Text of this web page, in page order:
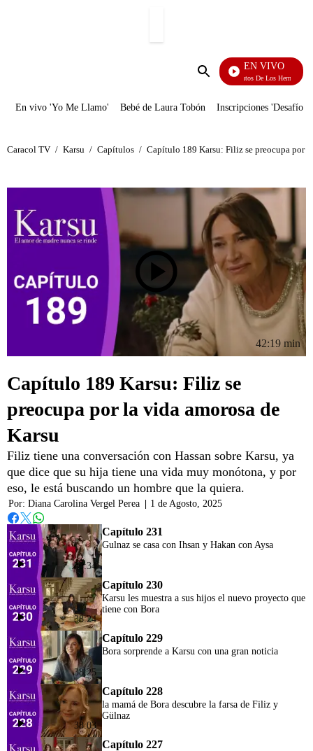
Enviar
EN VIVO
Cuentos De Los Hermanos
En vivo 'Yo Me Llamo' Bebé de Laura Tobón Inscripciones 'Desafío'
Caracol TV / Karsu / Capítulos / Capítulo 189 Karsu: Filiz se preocupa por
42:19 min
Capítulo 189 Karsu: Filiz se
preocupa por la vida amorosa de
Karsu
Filiz tiene una conversación con Hassan sobre Karsu, ya
que dice que su hija tiene una vida muy monótona, y por
eso, le está buscando un hombre que la quiera.
Por: Diana Carolina Vergel Perea 1 de Agosto, 2025
Facebook
TwitterWhatsapp
38:34
Capítulo 231
Gulnaz se casa con Ihsan y Hakan con Aysa
38:24
Capítulo 230
Karsu les muestra a sus hijos el nuevo proyecto que
tiene con Bora
38:25
Capítulo 229
Bora sorprende a Karsu con una gran noticia
38:03
Capítulo 228
la mamá de Bora descubre la farsa de Filiz y
Gülnaz
Capítulo 227